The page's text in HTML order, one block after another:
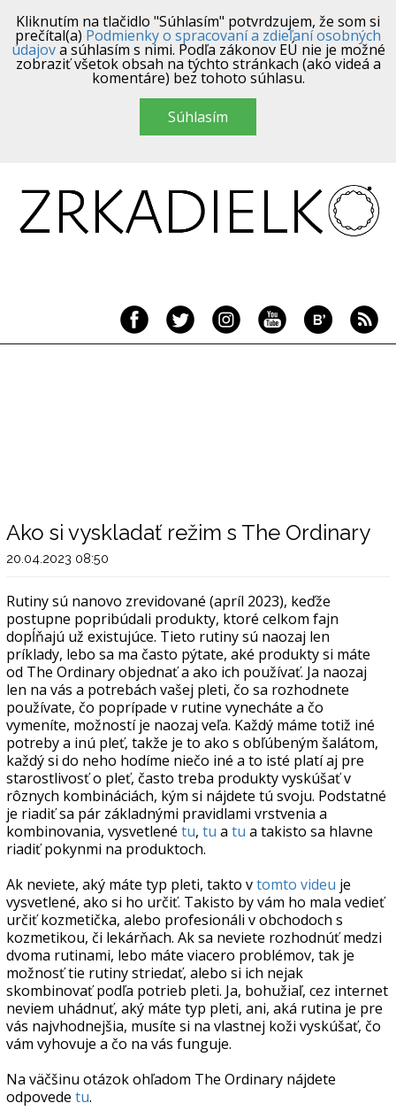
Kliknutím na tlačidlo "Súhlasím" potvrdzujem, že som si
prečítal(a) Podmienky o spracovaní a zdieľaní osobných
údajova súhlasím s nimi. Podľa zákonov EÚ nie je možné
zobraziť všetok obsah na týchto stránkach (ako videá a
komentáre) bez tohoto súhlasu.
Súhlasím
Ako si vyskladať režim s The Ordinary
20.04.2023 08:50
Rutiny sú nanovo zrevidované (apríl 2023), keďže
postupne popribúdali produkty, ktoré celkom fajn
dopĺňajú už existujúce. Tieto rutiny sú naozaj len
príklady, lebo sa ma často pýtate, aké produkty si máte
od The Ordinary objednať a ako ich používať. Ja naozaj
len na vás a potrebách vašej pleti, čo sa rozhodnete
používate, čo poprípade v rutine vynecháte a čo
vymeníte, možností je naozaj veľa. Každý máme totiž iné
potreby a inú pleť, takže je to ako s obľúbeným šalátom,
každý si do neho hodíme niečo iné a to isté platí aj pre
starostlivosť o pleť, často treba produkty vyskúšať v
rôznych kombináciách, kým si nájdete tú svoju. Podstatné
je riadiť sa pár základnými pravidlami vrstvenia a
kombinovania, vysvetlené tu, tu a tu a takisto sa hlavne
riadiť pokynmi na produktoch.
Ak neviete, aký máte typ pleti, takto vtomto videu je
vysvetlené, ako si ho určiť. Takisto by vám ho mala vedieť
určiť kozmetička, alebo profesionáli v obchodoch s
kozmetikou, či lekárňach. Ak sa neviete rozhodnúť medzi
dvoma rutinami, lebo máte viacero problémov, tak je
možnosť tie rutiny striedať, alebo si ich nejak
skombinovať podľa potrieb pleti. Ja, bohužiaľ, cez internet
neviem uhádnuť, aký máte typ pleti, ani, aká rutina je pre
vás najvhodnejšia, musíte si na vlastnej koži vyskúšať, čo
vám vyhovuje a čo na vás funguje.
Na väčšinu otázok ohľadom The Ordinary nájdete
odpovede tu.